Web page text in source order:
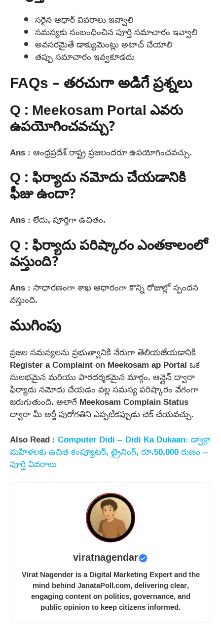
సరైన ఆధార్ వివరాలు ఇవ్వాలి
సమస్యకు సంబంధించిన పూర్తి సమాచారం ఇవ్వాలి
అవసరమైతే డాక్యుమెంట్లు అటాచ్ చేయాలి
తప్పు సమాచారం ఇవ్వకూడదు
FAQs – తరచుగా అడిగే ప్రశ్నలు
Q : Meekosam Portal ఎవరు
ఉపయోగించవచ్చు?
Ans : ఆంధ్రప్రదేశ్ రాష్ట్ర ప్రజలందరూ ఉపయోగించవచ్చు.
Q : ఫిర్యాదు నమోదు చేయడానికి
ఫీజు ఉందా?
Ans : లేదు, పూర్తిగా ఉచితం.
Q : ఫిర్యాదు పరిష్కారం ఎంతకాలంలో
వస్తుంది?
Ans : సాధారణంగా శాఖ ఆధారంగా కొన్ని రోజుల్లో స్పందన
వస్తుంది.
ముగింపు
ప్రజల సమస్యలను ప్రభుత్వానికి నేరుగా తెలియజేయడానికి
Register a Complaint on Meekosam ap Portal ఒక
సులభమైన మరియు పారదర్శకమైన మార్గం. ఆన్లైన్ ద్వారా
ఫిర్యాదు నమోదు చేయడం వల్ల సమస్య పరిష్కారం వేగంగా
జరుగుతుంది. అలాగే Meekosam Complain Status
ద్వారా మీ అర్జీ పురోగతిని ఎప్పటికప్పుడు చెక్ చేయవచ్చు.
Also Read : Computer Didi – Didi Ka Dukaan: డ్వాక్రా
మహిళలకు ఉచిత కంప్యూటర్, ట్రైనింగ్, రూ.50,000 రుణం –
పూర్తి వివరాలు
viratnagendar
Virat Nagender is a Digital Marketing Expert and the
mind behind JanataPoll.com, delivering clear,
engaging content on politics, governance, and
public opinion to keep citizens informed.